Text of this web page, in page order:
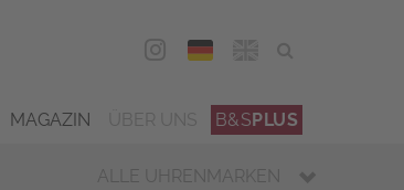
DEU
MAGAZIN B&SPLUS
ALLE UHRENMARKEN